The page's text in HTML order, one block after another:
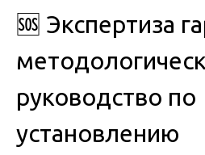
🆘 Экспертиза
руководство по
установлению